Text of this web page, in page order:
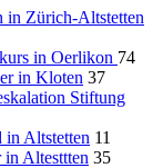
in Zürich-Altstetten
in Oerlikon 74
in Kloten 37
Stiftung
in Altstetten 11
Altesttten 35